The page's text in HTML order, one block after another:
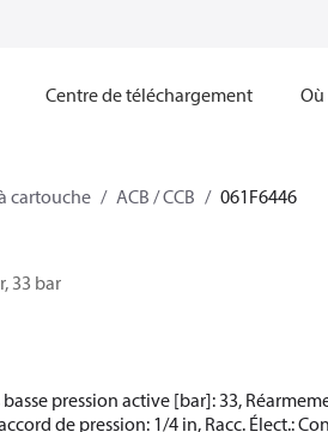
Centre de téléchargement Où
cartouche ACB / CCB 061F6446
33 bar
pression active [bar]: 33,
de pression: 1/4 in, Racc. Élect.: